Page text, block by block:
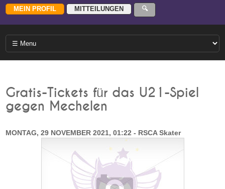
Gratis-Tickets für das U21-Spiel
gegen Mechelen
MONTAG, 29 NOVEMBER 2021, 01:22 - RSCA Skater